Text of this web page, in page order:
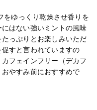
をゆっくり乾燥させ香りを
はない強いミントの風味
っぷりとお楽しみいただ
すと言われていますの
フェインフリー（デカフ
やすみ前におすすめで